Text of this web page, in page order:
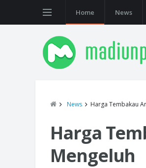
Home News
News Harga Tembakau
Harga
Mengeluh